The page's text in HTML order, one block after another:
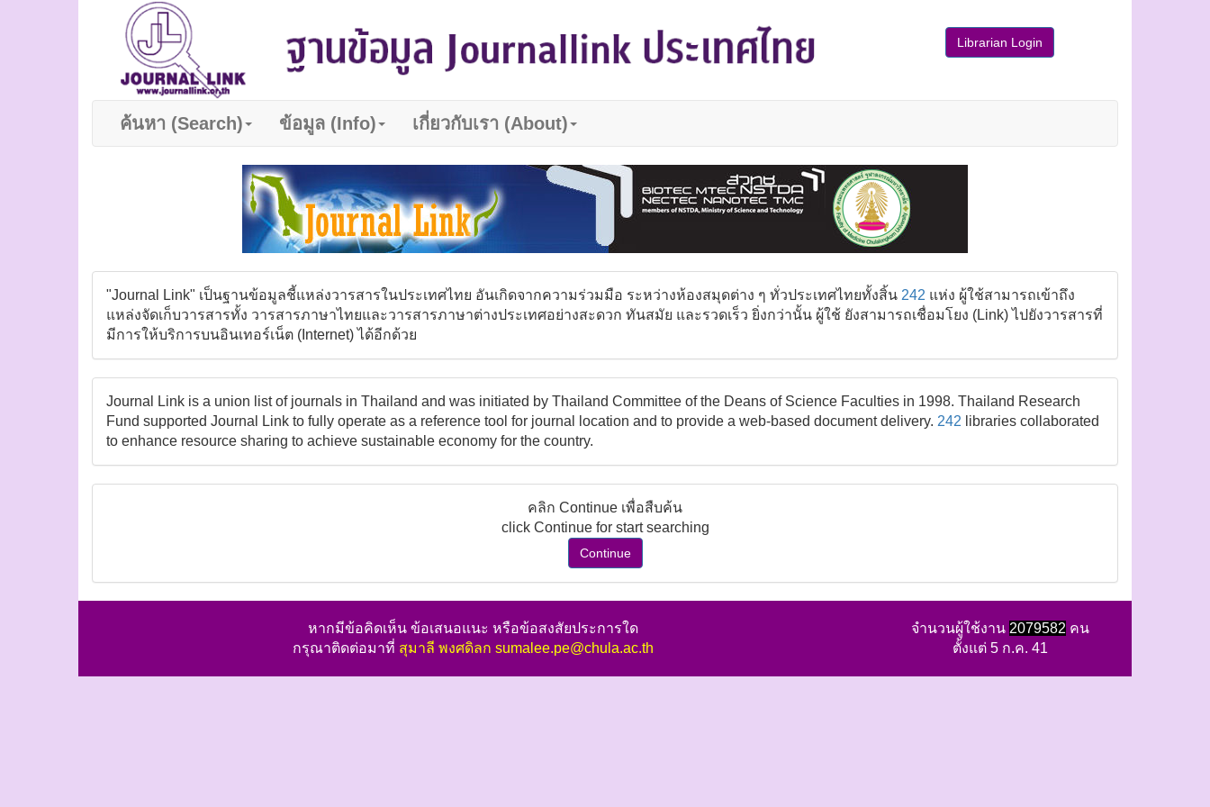
Librarian Login
ค้นหา (Search) ข้อมูล (Info) เกี่ยวกับเรา (About)
"Journal Link" เป็นฐานข้อมูลชี้แหล่งวารสารในประเทศไทย อันเกิดจากความร่วมมือ ระหว่างห้องสมุดต่าง ๆ ทั่วประเทศไทยทั้งสิ้น 242 แห่ง ผู้ใช้สามารถเข้าถึง
แหล่งจัดเก็บวารสารทั้ง วารสารภาษาไทยและวารสารภาษาต่างประเทศอย่างสะดวก ทันสมัย และรวดเร็ว ยิ่งกว่านั้น ผู้ใช้ ยังสามารถเชื่อมโยง (Link) ไปยังวารสารที่
มีการให้บริการบนอินเทอร์เน็ต (Internet) ได้อีกด้วย
Journal Link is a union list of journals in Thailand and was initiated by Thailand Committee of the Deans of Science Faculties in 1998. Thailand Research
Fund supported Journal Link to fully operate as a reference tool for journal location and to provide a web-based document delivery. 242 libraries collaborated
to enhance resource sharing to achieve sustainable economy for the country.
คลิก Continue เพื่อสืบค้น
click Continue for start searching
Continue
หากมีข้อคิดเห็น ข้อเสนอแนะ หรือข้อสงสัยประการใด
กรุณาติดต่อมาที่ สุมาลี พงศดิลก sumalee.pe@chula.ac.th
จำนวนผู้ใช้งาน 2079582 คน
ตั้งแต่ 5 ก.ค. 41